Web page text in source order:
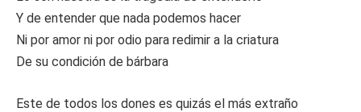
Y de entender que nada podemos hacer
Ni por amor ni por odio para redimir a la criatura
De su condición de bárbara
Este de todos los dones es quizás el más extraño